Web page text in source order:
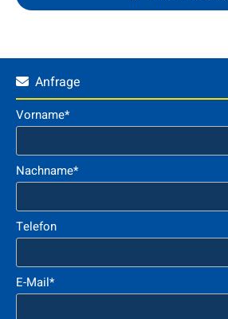
 Anfrage
Vorname*
Nachname*
Telefon
E-Mail*